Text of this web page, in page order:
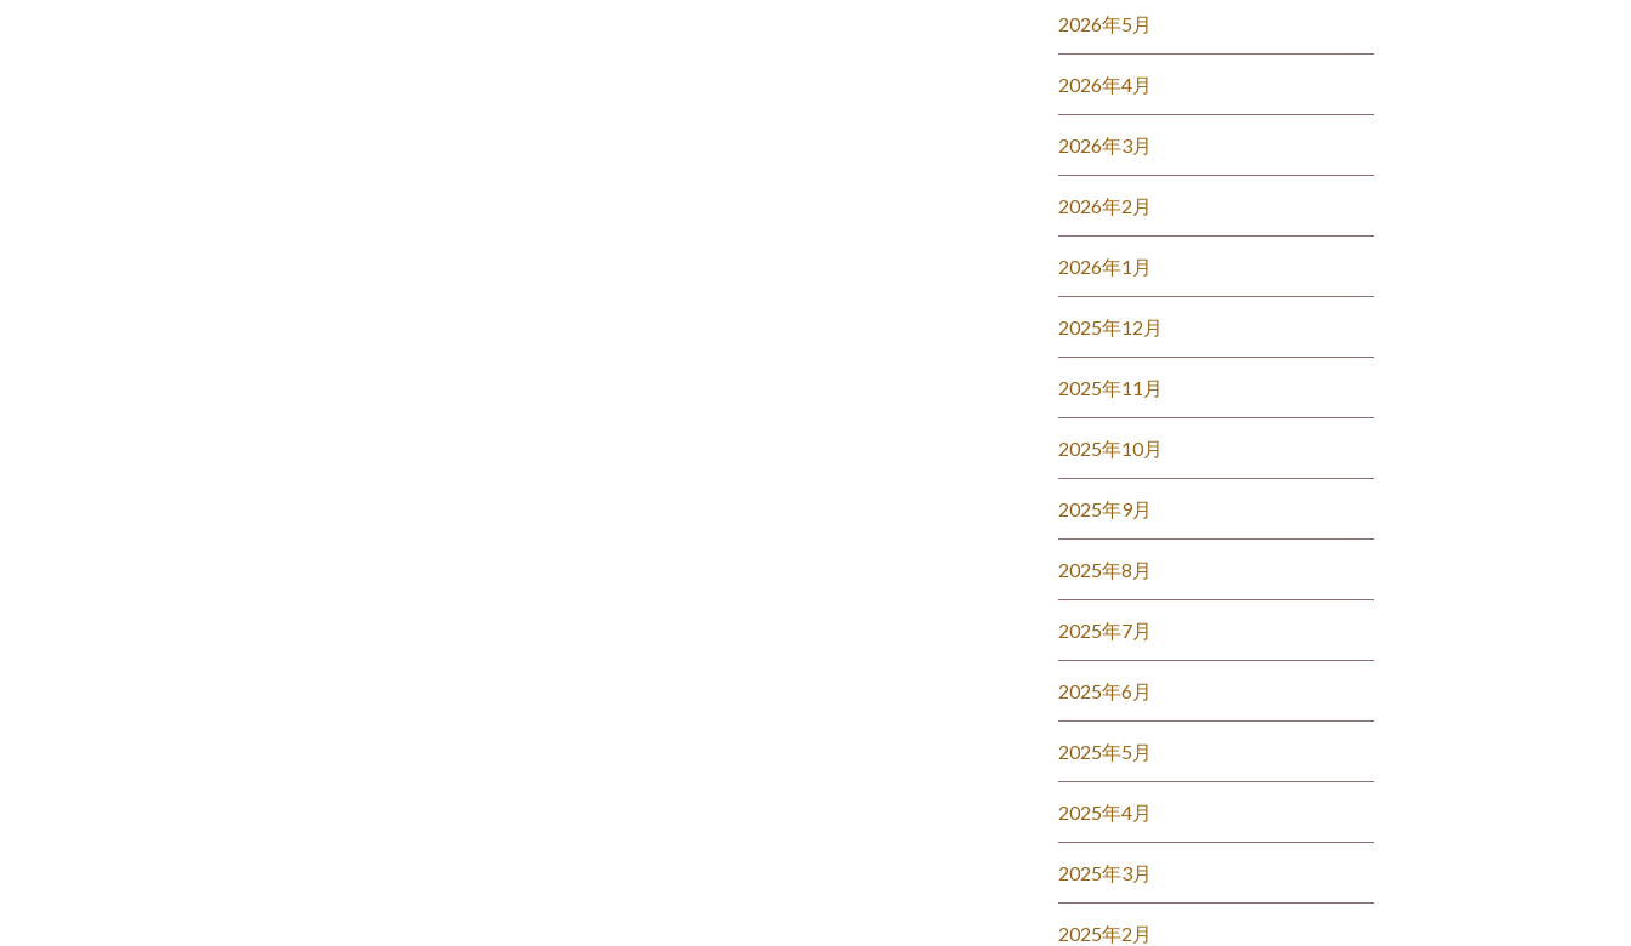
2026年5月
2026年4月
2026年3月
2026年2月
2026年1月
2025年12月
2025年11月
2025年10月
2025年9月
2025年8月
2025年7月
2025年6月
2025年5月
2025年4月
2025年3月
2025年2月